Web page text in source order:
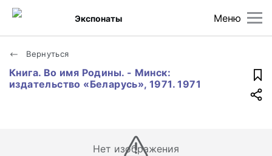
Меню
Экспонаты
Вернуться
Книга. Во имя Родины. - Минск:
издательство «Беларусь», 1971. 1971
Нет изображения